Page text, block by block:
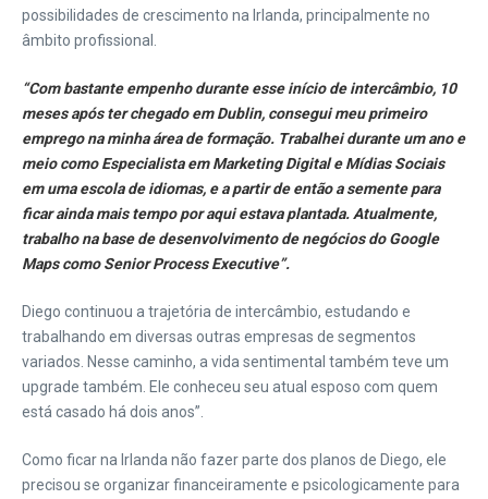
possibilidades de crescimento na Irlanda, principalmente no
âmbito profissional.
“Com bastante empenho durante esse início de intercâmbio, 10
meses após ter chegado em Dublin, consegui meu primeiro
emprego na minha área de formação. Trabalhei durante um ano e
meio como Especialista em Marketing Digital e Mídias Sociais
em uma escola de idiomas, e a partir de então a semente para
ficar ainda mais tempo por aqui estava plantada. Atualmente,
trabalho na base de desenvolvimento de negócios do Google
Maps como Senior Process Executive”.
Diego continuou a trajetória de intercâmbio, estudando e
trabalhando em diversas outras empresas de segmentos
variados. Nesse caminho, a vida sentimental também teve um
upgrade também. Ele conheceu seu atual esposo com quem
está casado há dois anos”.
Como ficar na Irlanda não fazer parte dos planos de Diego, ele
precisou se organizar financeiramente e psicologicamente para